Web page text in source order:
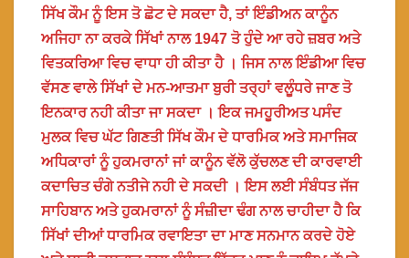
ਸਿੱਖ ਕੌਮ ਨੂੰ ਇਸ ਤੋ ਛੋਟ ਦੇ ਸਕਦਾ ਹੈ, ਤਾਂ ਇੰਡੀਅਨ ਕਾਨੂੰਨ
ਅਜਿਹਾ ਨਾ ਕਰਕੇ ਸਿੱਖਾਂ ਨਾਲ 1947 ਤੋ ਹੁੰਦੇ ਆ ਰਹੇ ਜ਼ਬਰ ਅਤੇ
ਵਿਤਕਰਿਆ ਵਿਚ ਵਾਧਾ ਹੀ ਕੀਤਾ ਹੈ । ਜਿਸ ਨਾਲ ਇੰਡੀਆ ਵਿਚ
ਵੱਸਣ ਵਾਲੇ ਸਿੱਖਾਂ ਦੇ ਮਨ-ਆਤਮਾ ਬੁਰੀ ਤਰ੍ਹਾਂ ਵਲੂੰਧਰੇ ਜਾਣ ਤੋ
ਇਨਕਾਰ ਨਹੀ ਕੀਤਾ ਜਾ ਸਕਦਾ । ਇਕ ਜਮਹੂਰੀਅਤ ਪਸੰਦ
ਮੁਲਕ ਵਿਚ ਘੱਟ ਗਿਣਤੀ ਸਿੱਖ ਕੌਮ ਦੇ ਧਾਰਮਿਕ ਅਤੇ ਸਮਾਜਿਕ
ਅਧਿਕਾਰਾਂ ਨੂੰ ਹੁਕਮਰਾਨਾਂ ਜਾਂ ਕਾਨੂੰਨ ਵੱਲੋ ਕੁੱਚਲਣ ਦੀ ਕਾਰਵਾਈ
ਕਦਾਚਿਤ ਚੰਗੇ ਨਤੀਜੇ ਨਹੀ ਦੇ ਸਕਦੀ । ਇਸ ਲਈ ਸੰਬੰਧਤ ਜੱਜ
ਸਾਹਿਬਾਨ ਅਤੇ ਹੁਕਮਰਾਨਾਂ ਨੂੰ ਸੰਜ਼ੀਦਾ ਢੰਗ ਨਾਲ ਚਾਹੀਦਾ ਹੈ ਕਿ
ਸਿੱਖਾਂ ਦੀਆਂ ਧਾਰਮਿਕ ਰਵਾਇਤਾ ਦਾ ਮਾਣ ਸਨਮਾਨ ਕਰਦੇ ਹੋਏ